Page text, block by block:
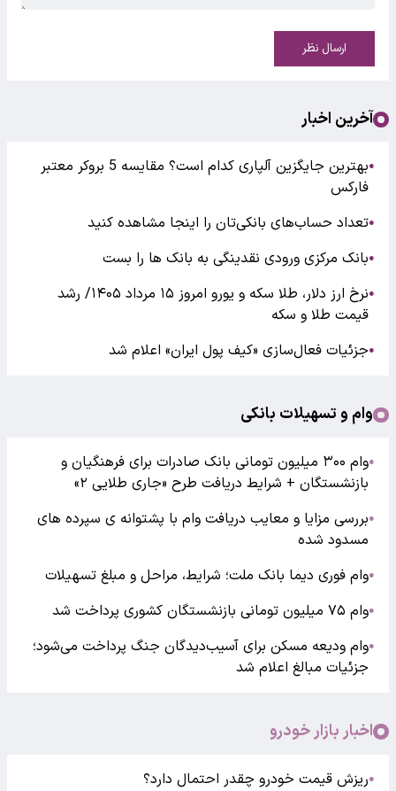
ارسال نظر
آخرین اخبار
●
بهترین جایگزین آلپاری کدام است؟ مقایسه 5 بروکر معتبر
فارکس
●تعداد حساب‌های بانکی‌تان را اینجا مشاهده کنید
●بانک مرکزی ورودی نقدینگی به بانک ها را بست
●
نرخ ارز دلار، طلا سکه و یورو امروز ۱۵ مرداد ۱۴۰۵/ رشد
قیمت طلا و سکه
●جزئیات فعال‌سازی «کیف پول ایران» اعلام شد
وام و تسهیلات بانکی
●
وام ۳۰۰ میلیون تومانی بانک صادرات برای فرهنگیان و
بازنشستگان + شرایط دریافت طرح «جاری طلایی ۲»
●بررسی مزایا و معایب دریافت وام با پشتوانه ی سپرده های
مسدود شده
●وام فوری دیما بانک ملت؛ شرایط، مراحل و مبلغ تسهیلات
●وام ۷۵ میلیون تومانی بازنشستگان کشوری پرداخت شد
●وام ودیعه مسکن برای آسیب‌دیدگان جنگ پرداخت می‌شود؛
جزئیات مبالغ اعلام شد
اخبار بازار خودرو
●ریزش قیمت خودرو چقدر احتمال دارد؟